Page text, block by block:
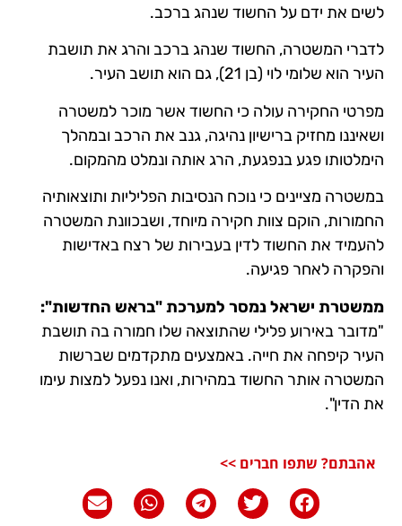
לשים את ידם על החשוד שנהג ברכב.
לדברי המשטרה, החשוד שנהג ברכב והרג את תושבת
העיר הוא שלומי לוי (בן 21), גם הוא תושב העיר.
מפרטי החקירה עולה כי החשוד אשר מוכר למשטרה
ושאיננו מחזיק ברישיון נהיגה, גנב את הרכב ובמהלך
הימלטותו פגע בנפגעת, הרג אותה ונמלט מהמקום.
במשטרה מציינים כי נוכח הנסיבות הפליליות ותוצאותיה
החמורות, הוקם צוות חקירה מיוחד, ושבכוונת המשטרה
להעמיד את החשוד לדין בעבירות של רצח באדישות
והפקרה לאחר פגיעה.
ממשטרת ישראל נמסר למערכת "בראש החדשות":
"מדובר באירוע פלילי שהתוצאה שלו חמורה בה תושבת
העיר קיפחה את חייה. באמצעים מתקדמים שברשות
המשטרה אותר החשוד במהירות, ואנו נפעל למצות עימו
את הדין".
אהבתם? שתפו חברים >>